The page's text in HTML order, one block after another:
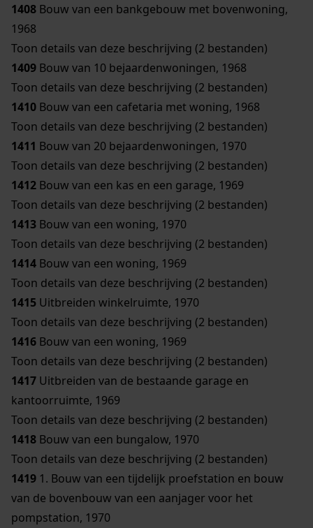
1408 Bouw van een bankgebouw met bovenwoning,
1968
Toon details van deze beschrijving (2 bestanden)
1409 Bouw van 10 bejaardenwoningen, 1968
Toon details van deze beschrijving (2 bestanden)
1410 Bouw van een cafetaria met woning, 1968
Toon details van deze beschrijving (2 bestanden)
1411 Bouw van 20 bejaardenwoningen, 1970
Toon details van deze beschrijving (2 bestanden)
1412 Bouw van een kas en een garage, 1969
Toon details van deze beschrijving (2 bestanden)
1413 Bouw van een woning, 1970
Toon details van deze beschrijving (2 bestanden)
1414 Bouw van een woning, 1969
Toon details van deze beschrijving (2 bestanden)
1415 Uitbreiden winkelruimte, 1970
Toon details van deze beschrijving (2 bestanden)
1416 Bouw van een woning, 1969
Toon details van deze beschrijving (2 bestanden)
1417 Uitbreiden van de bestaande garage en
kantoorruimte, 1969
Toon details van deze beschrijving (2 bestanden)
1418 Bouw van een bungalow, 1970
Toon details van deze beschrijving (2 bestanden)
1419 1. Bouw van een tijdelijk proefstation en bouw
van de bovenbouw van een aanjager voor het
pompstation, 1970